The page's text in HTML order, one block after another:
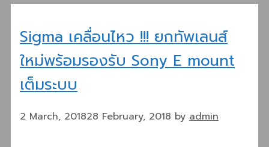
Sigma เคลื่อนไหว !!! ยกทัพเลนส์
ใหม่พร้อมรองรับ Sony E mount
เต็มระบบ
2 March, 201828 February, 2018 by admin